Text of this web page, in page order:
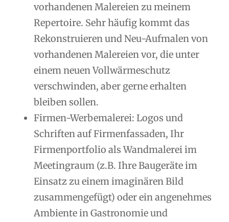
vorhandenen Malereien zu meinem
Repertoire. Sehr häufig kommt das
Rekonstruieren und Neu-Aufmalen von
vorhandenen Malereien vor, die unter
einem neuen Vollwärmeschutz
verschwinden, aber gerne erhalten
bleiben sollen.
Firmen-Werbemalerei: Logos und
Schriften auf Firmenfassaden, Ihr
Firmenportfolio als Wandmalerei im
Meetingraum (z.B. Ihre Baugeräte im
Einsatz zu einem imaginären Bild
zusammengefügt) oder ein angenehmes
Ambiente in Gastronomie und